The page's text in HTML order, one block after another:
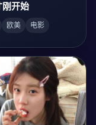
刚开始
欧美 电影